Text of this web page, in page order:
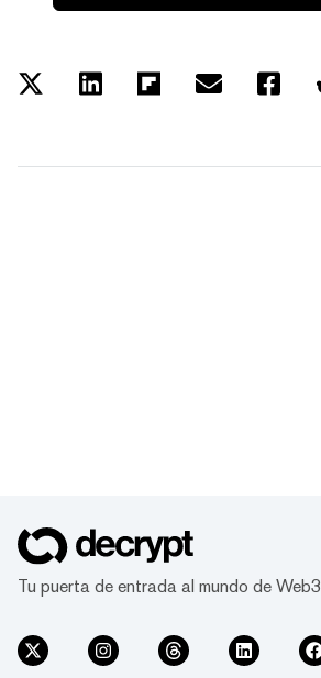
Tu puerta de entrada al mundo de Web3